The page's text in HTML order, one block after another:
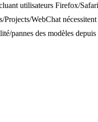
utilisateurs Firefox/Safari
WebChat
pannes des modèles